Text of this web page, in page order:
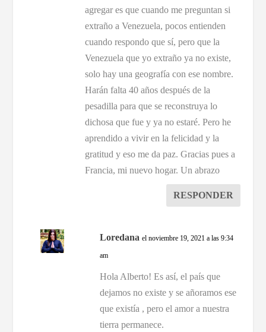
agregar es que cuando me preguntan si
extraño a Venezuela, pocos entienden
cuando respondo que sí, pero que la
Venezuela que yo extraño ya no existe,
solo hay una geografía con ese nombre.
Harán falta 40 años después de la
pesadilla para que se reconstruya lo
dichosa que fue y ya no estaré. Pero he
aprendido a vivir en la felicidad y la
gratitud y eso me da paz. Gracias pues a
Francia, mi nuevo hogar. Un abrazo
RESPONDER
Loredana el noviembre 19, 2021 a las 9:34
am
Hola Alberto! Es así, el país que
dejamos no existe y se añoramos ese
que existía , pero el amor a nuestra
tierra permanece.